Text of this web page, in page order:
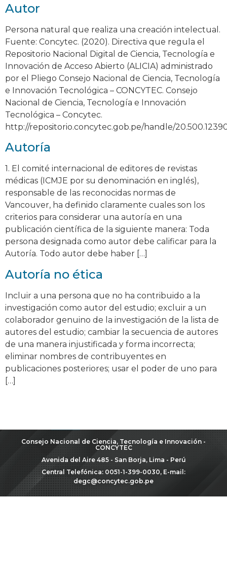
Autor
Persona natural que realiza una creación intelectual.
Fuente: Concytec. (2020). Directiva que regula el
Repositorio Nacional Digital de Ciencia, Tecnología e
Innovación de Acceso Abierto (ALICIA) administrado
por el Pliego Consejo Nacional de Ciencia, Tecnología
e Innovación Tecnológica – CONCYTEC. Consejo
Nacional de Ciencia, Tecnología e Innovación
Tecnológica – Concytec.
http://repositorio.concytec.gob.pe/handle/
Autoría
1. El comité internacional de editores de revistas
médicas (ICMJE por su denominación en inglés),
responsable de las reconocidas normas de
Vancouver, ha definido claramente cuales son los
criterios para considerar una autoría en una
publicación científica de la siguiente manera: Toda
persona designada como autor debe calificar para la
Autoría. Todo autor debe haber […]
Autoría no ética
Incluir a una persona que no ha contribuido a la
investigación como autor del estudio; excluir a un
colaborador genuino de la investigación de la lista de
autores del estudio; cambiar la secuencia de autores
de una manera injustificada y forma incorrecta;
eliminar nombres de contribuyentes en
publicaciones posteriores; usar el poder de uno para
[…]
Consejo Nacional de Ciencia, Tecnología e Innovación -
CONCYTEC
Avenida del Aire 485 - San Borja, Lima - Perú
Central Telefónica: 0051-1-399-0030, E-mail:
degc@concytec.gob.pe